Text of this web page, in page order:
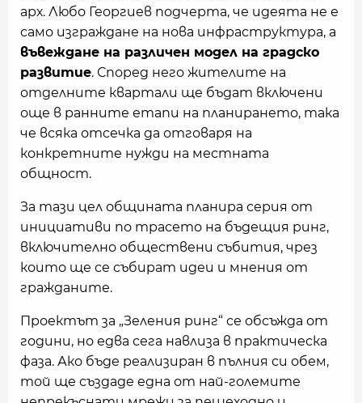
арх. Любо Георгиев подчерта, че идеята не е
само изграждане на нова инфраструктура, а
въвеждане на различен модел на градско
развитие. Според него жителите на
отделните квартали ще бъдат включени
още в ранните етапи на планирането, така
че всяка отсечка да отговаря на
конкретните нужди на местната
общност.
За тази цел общината планира серия от
инициативи по трасето на бъдещия ринг,
включително обществени събития, чрез
които ще се събират идеи и мнения от
гражданите.
Проектът за „Зеления ринг“ се обсъжда от
години, но едва сега навлиза в практическа
фаза. Ако бъде реализиран в пълния си обем,
той ще създаде една от най-големите